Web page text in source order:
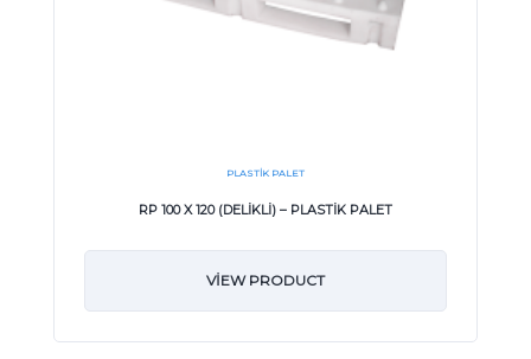
PLASTIK PALET
RP 100 X 120 (DELİKLİ) – PLASTİK PALET
VIEW PRODUCT